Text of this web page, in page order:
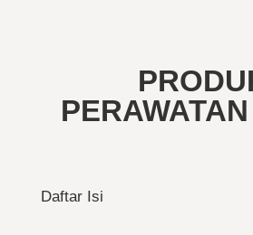
Daftar Isi